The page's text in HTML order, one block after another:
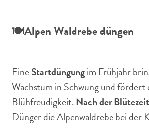
🍽️Alpen Waldrebe düngen
EineStartdüngungim Frühjahr
Wachstum in Schwung und fördert
Blühfreudigkeit. Nach der Blütezeit
Dünger die Alpenwaldrebe bei der